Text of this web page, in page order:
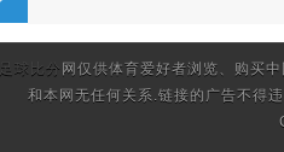
足球比分 网仅供体育爱好者浏览、购买
和本网无任何关系.链接的广告不得